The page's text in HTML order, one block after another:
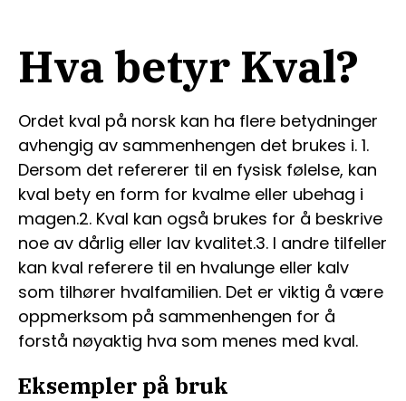
Hva betyr Kval?
Ordet kval på norsk kan ha flere betydninger
avhengig av sammenhengen det brukes i. 1.
Dersom det refererer til en fysisk følelse, kan
kval bety en form for kvalme eller ubehag i
magen.2. Kval kan også brukes for å beskrive
noe av dårlig eller lav kvalitet.3. I andre tilfeller
kan kval referere til en hvalunge eller kalv
som tilhører hvalfamilien. Det er viktig å være
oppmerksom på sammenhengen for å
forstå nøyaktig hva som menes med kval.
Eksempler på bruk